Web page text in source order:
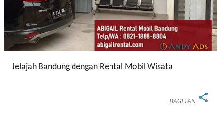
Jelajah Bandung dengan Rental Mobil Wisata
BAGIKAN